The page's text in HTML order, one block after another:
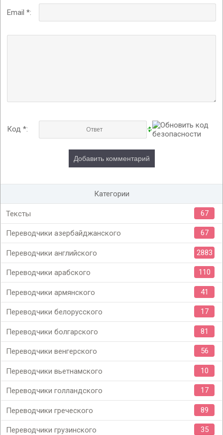
Email *:
Код *:
Категории
Тексты 67
Переводчики азербайджанского 67
Переводчики английского 2883
Переводчики арабского 110
Переводчики армянского 41
Переводчики белорусского 17
Переводчики болгарского 81
Переводчики венгерского 56
Переводчики вьетнамского 10
Переводчики голландского 17
Переводчики греческого 89
Переводчики грузинского 35